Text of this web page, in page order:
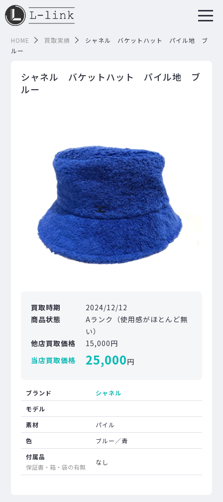
HOME 買取実績
シャネル バケットハット パイル地 ブ
ルー
シャネル バケットハット パイル地 ブ
ルー
買取時期
2024/12/12
商品状態
Aランク（使用感がほとんど無
い）
他店買取価格
15,000円
当店買取価格
25,000円
ブランド
シャネル
モデル
素材
パイル
色
ブルー／青
付属品
保証書・箱・袋の有無
なし